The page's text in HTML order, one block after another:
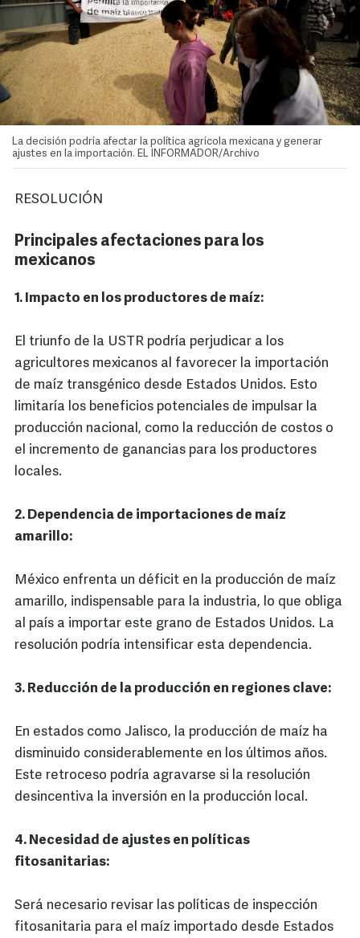
La decisión podría afectar la política agrícola mexicana y generar
ajustes en la importación. EL INFORMADOR/Archivo
RESOLUCIÓN
Principales afectaciones para los
mexicanos
1. Impacto en los productores de maíz:
El triunfo de la USTR podría perjudicar a los
agricultores mexicanos al favorecer la importación
de maíz transgénico desde Estados Unidos. Esto
limitaría los beneficios potenciales de impulsar la
producción nacional, como la reducción de costos o
el incremento de ganancias para los productores
locales.
2. Dependencia de importaciones de maíz
amarillo:
México enfrenta un déficit en la producción de maíz
amarillo, indispensable para la industria, lo que obliga
al país a importar este grano de Estados Unidos. La
resolución podría intensificar esta dependencia.
3. Reducción de la producción en regiones clave:
En estados como Jalisco, la producción de maíz ha
disminuido considerablemente en los últimos años.
Este retroceso podría agravarse si la resolución
desincentiva la inversión en la producción local.
4. Necesidad de ajustes en políticas
fitosanitarias:
Será necesario revisar las políticas de inspección
fitosanitaria para el maíz importado desde Estados